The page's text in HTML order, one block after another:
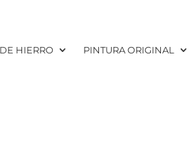
HIERRO PINTURA ORIGINAL